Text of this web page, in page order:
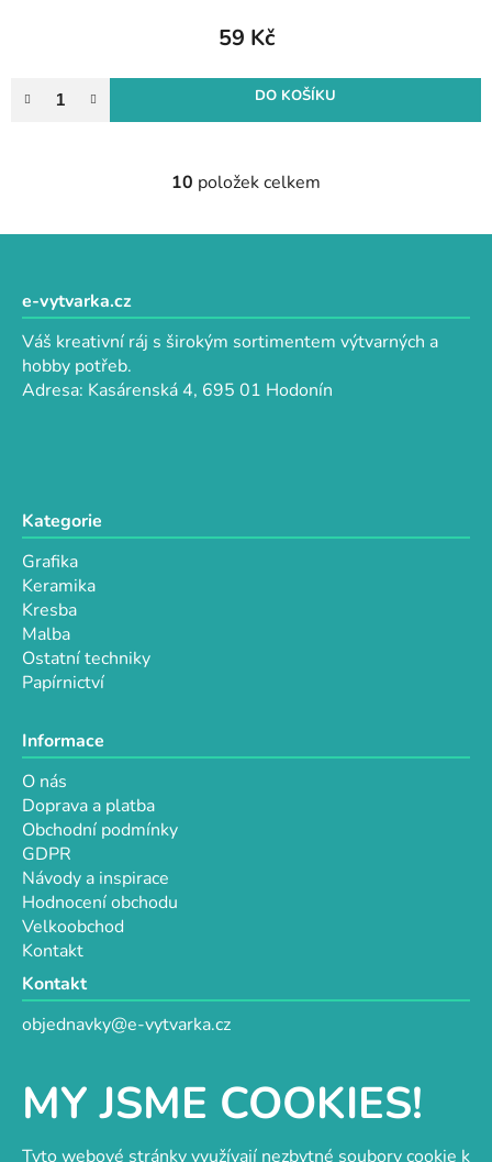
MY JSME COOKIES!
Tyto webové stránky využívají nezbytné soubory cookie k
59 Kč
DO KOŠÍKU
O
l
a
c
p
ý
10 položek celkem
e-vytvarka.cz
Váš kreativní ráj s širokým sortimentem výtvarných a
hobby potřeb.
Adresa: Kasárenská 4, 695 01 Hodonín
Kategorie
Grafika
Keramika
Kresba
Malba
Ostatní techniky
Papírnictví
Informace
O nás
Doprava a platba
Obchodní podmínky
GDPR
Návody a inspirace
Hodnocení obchodu
Velkoobchod
Kontakt
Kontakt
objednavky@e-vytvarka.cz
Facebook